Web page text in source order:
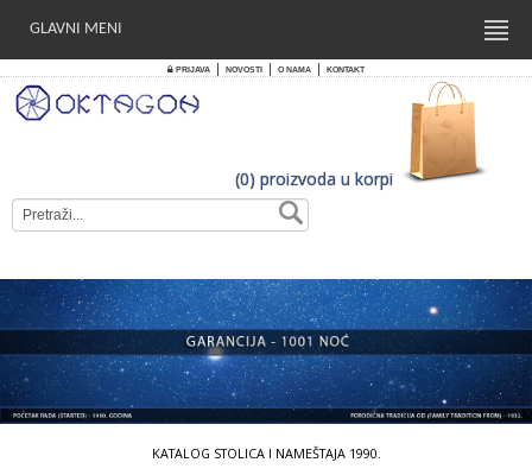
PRIJAVA | NOVOSTI | O NAMA | KONTAKT
(0) proizvoda u korpi
GLAVNI MENI
KATALOG STOLICA I NAMEŠTAJA 1990.